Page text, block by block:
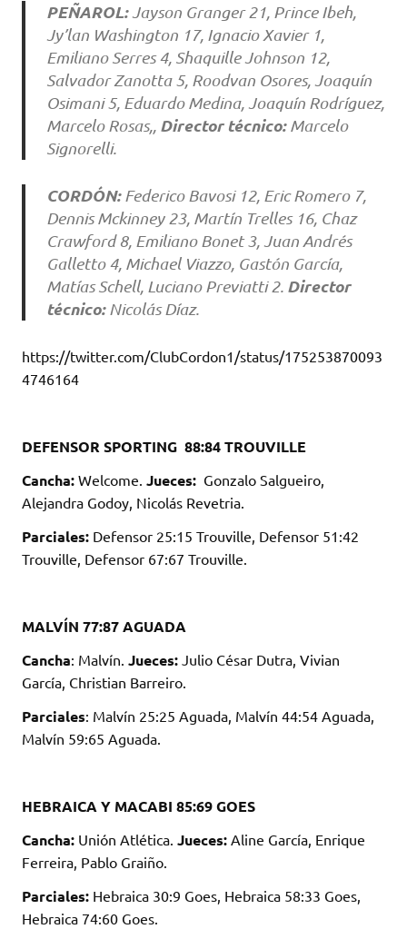
PEÑAROL:Jayson Granger 21, Prince Ibeh,
Jy’lan Washington 17, Ignacio Xavier 1,
Emiliano Serres 4, Shaquille Johnson 12,
Salvador Zanotta 5, Roodvan Osores, Joaquín
Osimani 5, Eduardo Medina, Joaquín Rodríguez,
Marcelo Rosas,, Director técnico:Marcelo
Signorelli.
CORDÓN:Federico Bavosi 12, Eric Romero 7,
Dennis Mckinney 23, Martín Trelles 16, Chaz
Crawford 8, Emiliano Bonet 3, Juan Andrés
Galletto 4, Michael Viazzo, Gastón García,
Matías Schell, Luciano Previatti 2. Director
técnico:Nicolás Díaz.
https://twitter.com/ClubCordon1/status/175253870093
4746164
DEFENSOR SPORTING 88:84 TROUVILLE
Cancha: Welcome. Jueces: Gonzalo Salgueiro,
Alejandra Godoy, Nicolás Revetria.
Parciales: Defensor 25:15 Trouville, Defensor 51:42
Trouville, Defensor 67:67 Trouville.
MALVÍN 77:87 AGUADA
Cancha: Malvín. Jueces: Julio César Dutra, Vivian
García, Christian Barreiro.
Parciales: Malvín 25:25 Aguada, Malvín 44:54 Aguada,
Malvín 59:65 Aguada.
HEBRAICA Y MACABI 85:69 GOES
Cancha: Unión Atlética. Jueces: Aline García, Enrique
Ferreira, Pablo Graiño.
Parciales: Hebraica 30:9 Goes, Hebraica 58:33 Goes,
Hebraica 74:60 Goes.